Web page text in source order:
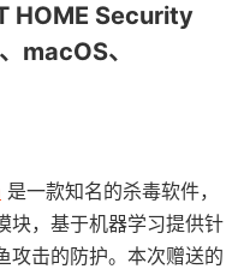
HOME Security
macOS、
是一款知名的杀毒软件，
块，基于机器学习提供针
攻击的防护。本次赠送的